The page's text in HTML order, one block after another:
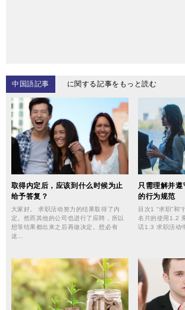
中国語記事 に関する記事をもっと読む
取得内定后，应该到什么时候为止
给予答复？
大家好。 求职活动努力的结果取得了内
定。然而其他的公司也进行了应聘，所以
想等结果都出来之后再做决定。想必有
这…
只需理解并
的行为规范
目次1 “求职”和
名片的使用1.2
话1.3 求职活动